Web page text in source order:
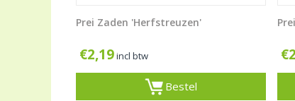
Prei Zaden 'Herfstreuzen'
€2,19incl btw
Bestel
€